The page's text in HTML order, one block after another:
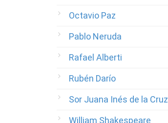
Octavio Paz
Pablo Neruda
Rafael Alberti
Rubén Darío
Sor Juana Inés de la Cruz
William Shakespeare